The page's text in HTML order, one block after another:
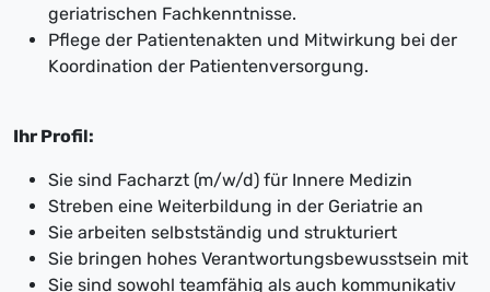
geriatrischen Fachkenntnisse.
Pflege der Patientenakten und Mitwirkung bei der
Koordination der Patientenversorgung.
Ihr Profil:
Sie sind Facharzt (m/w/d) für Innere Medizin
Streben eine Weiterbildung in der Geriatrie an
Sie arbeiten selbstständig und strukturiert
Sie bringen hohes Verantwortungsbewusstsein mit
Sie sind sowohl teamfähig als auch kommunikativ